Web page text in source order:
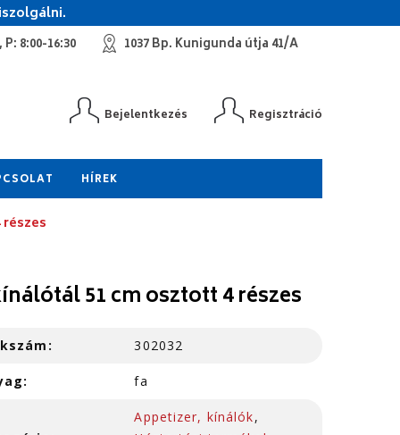
8:00-16:30 1037 Bp. Kunigunda útja 41/A
Bejelentkezés Regisztráció
HÍREK
51 cm osztott 4 részes
302032
fa
Appetizer, kínálók,